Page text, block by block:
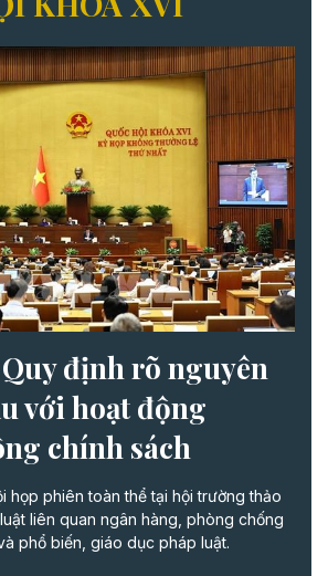
định rõ nguyên
với hoạt động
chính sách
họp phiên toàn thể tại hội trường thảo
liên quan ngân hàng, phòng chống
phổ biến, giáo dục pháp luật.